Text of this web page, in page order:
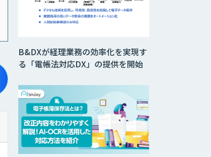
B&DXが経理業務の効率化を実現す
る「電帳法対応DX」の提供を開始